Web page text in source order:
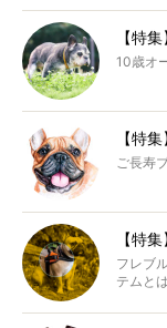
【特
10歳オ
【特
ご長寿
【特
フレブ
テムと